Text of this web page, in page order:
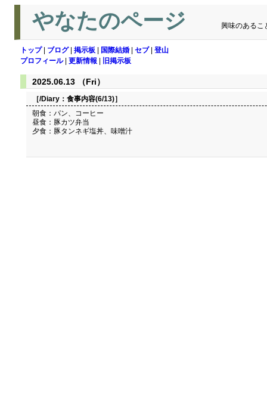
やなたのページ 興味のあるこ
トップ| ブログ| 掲示板 国際結婚 セブ| 登山
プロフィール| 更新情報 旧掲示板
2025.06.13 （Fri）
［/Diary： 食事内容(6/13)］
朝食：パン、コーヒー
昼食：豚カツ弁当
夕食：豚タンネギ塩丼、味噌汁